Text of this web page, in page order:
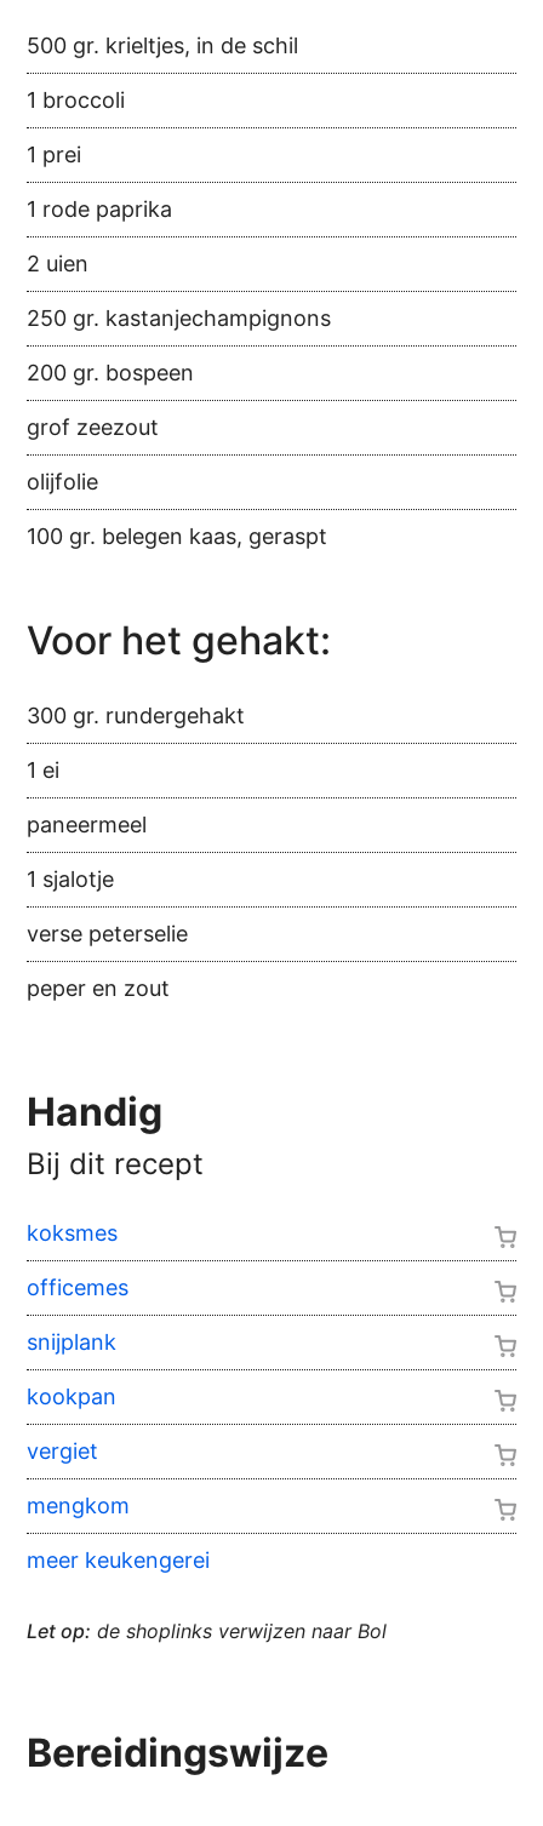
500 gr. krieltjes, in de schil
1 broccoli
1 prei
1 rode paprika
2 uien
250 gr. kastanjechampignons
200 gr. bospeen
grof zeezout
olijfolie
100 gr. belegen kaas, geraspt
Voor het gehakt:
300 gr. rundergehakt
1 ei
paneermeel
1 sjalotje
verse peterselie
peper en zout
Handig
Bij dit recept
koksmes
officemes
snijplank
kookpan
vergiet
mengkom
meer keukengerei
Let op: de shoplinks verwijzen naar Bol
Bereidingswijze